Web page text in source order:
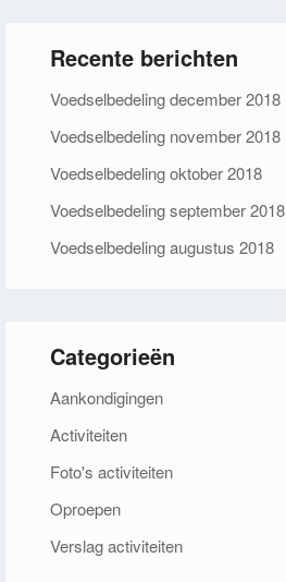
Recente berichten
Voedselbedeling december 2018
Voedselbedeling november 2018
Voedselbedeling oktober 2018
Voedselbedeling september 2018
Voedselbedeling augustus 2018
Categorieën
Aankondigingen
Activiteiten
Foto's activiteiten
Oproepen
Verslag activiteiten